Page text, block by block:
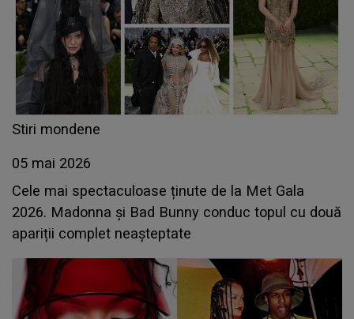
Stiri mondene
05 mai 2026
Cele mai spectaculoase ținute de la Met Gala
2026. Madonna și Bad Bunny conduc topul cu două
apariții complet neașteptate